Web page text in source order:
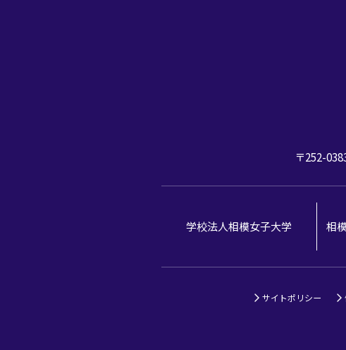
〒252-
学校法人相模女子大学 相
サイトポリシー